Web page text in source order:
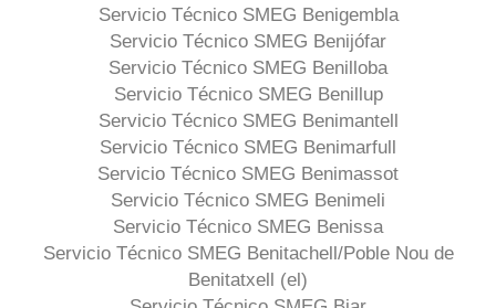
Servicio Técnico SMEG Benigembla
Servicio Técnico SMEG Benijófar
Servicio Técnico SMEG Benilloba
Servicio Técnico SMEG Benillup
Servicio Técnico SMEG Benimantell
Servicio Técnico SMEG Benimarfull
Servicio Técnico SMEG Benimassot
Servicio Técnico SMEG Benimeli
Servicio Técnico SMEG Benissa
Servicio Técnico SMEG Benitachell/Poble Nou de
Benitatxell (el)